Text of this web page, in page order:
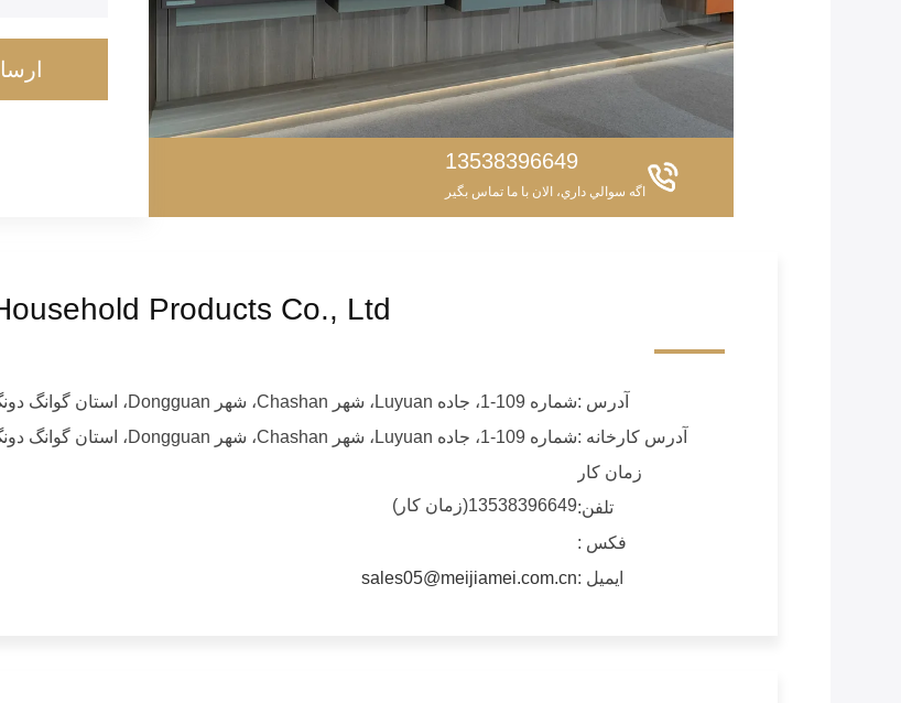
13538396649
اگه سوالي داري، الان با ما تماس بگير
Products Co., Ltd
آدرس :شماره 109-1، جاده Luyuan، شهر Chashan، شهر Dongguan، استان گوانگ دونگ
آدرس کارخانه :شماره 109-1، جاده Luyuan، شهر Chashan، شهر Dongguan، استان گوانگ دونگ
زمان کار
تلفن:13538396649(زمان کار)
فکس :
ایمیل :sales05@meijiamei.com.cn